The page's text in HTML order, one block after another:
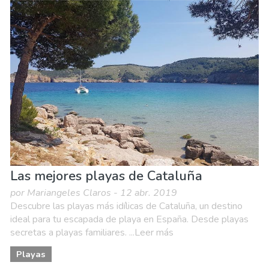
Las mejores playas de Cataluña
por Mariangeles Claros - 12 abr. 2019
Descubre las playas más idílicas de Cataluña, un destino
ideal para tu escapada de playa en España. Desde playas
secretas a playas familiares. ...Leer más
Playas